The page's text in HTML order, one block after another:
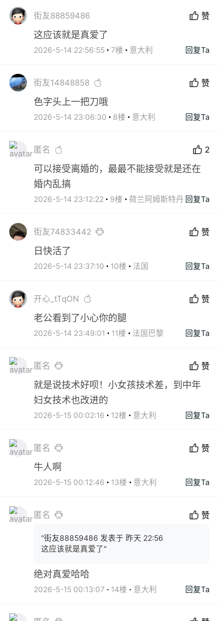
街友88859486 赞
这应该就是真爱了
2026-5-14 22:56:55 7楼 意大利 回复Ta
街友14848858 赞
色字头上一把刀哦
2026-5-14 23:06:30 8楼 意大利 回复Ta
匿名 2
可以接受离婚的，最最不能接受就是还在
婚内乱搞
2026-5-14 23:12:22 9楼 荷兰阿姆斯特丹 回复Ta
街友74833442 赞
日快活了
2026-5-14 23:37:10 10楼 法国 回复Ta
开心_tTqON 赞
老公看到了小心你的腿
2026-5-14 23:49:01 11楼 法国巴黎 回复Ta
匿名 赞
就是说技术好呗！小女孩技术差，到中年
妇女技术也改进的
2026-5-15 00:02:16 12楼 意大利 回复Ta
匿名 赞
牛人啊
2026-5-15 00:12:46 13楼 意大利 回复Ta
匿名 赞
"街友88859486 发表于 昨天 22:56
这应该就是真爱了"
绝对真爱哈哈
2026-5-15 00:13:07 14楼 意大利 回复Ta